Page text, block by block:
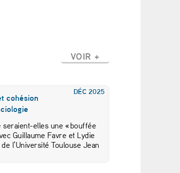
VOIR +
DÉC 2025
cohésion
seraient-elles une « bouffée
Guillaume Favre et Lydie
l’Université Toulouse Jean